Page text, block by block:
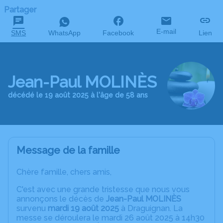
Partager
SMS WhatsApp Facebook E-mail Lien
Jean-Paul MOLINÈS
décédé le 19 août 2025 à l'âge de 58 ans
Message de la famille
Chère famille, chers amis,
C'est avec une grande tristesse que nous vous
annonçons le décès de Jean-Paul MOLINÈS
survenu mardi 19 août 2025 à Draguignan. La
messe se déroulera le mardi 26 août 2025 à 14h30